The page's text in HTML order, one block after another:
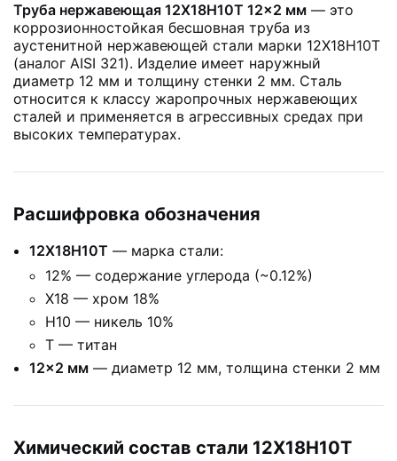
Труба нержавеющая 12Х18Н10Т 12×2 мм — это
коррозионностойкая бесшовная труба из
аустенитной нержавеющей стали марки 12Х18Н10Т
(аналог AISI 321). Изделие имеет наружный
диаметр 12 мм и толщину стенки 2 мм. Сталь
относится к классу жаропрочных нержавеющих
сталей и применяется в агрессивных средах при
высоких температурах.
Расшифровка обозначения
12Х18Н10Т — марка стали:
12% — содержание углерода (~0.12%)
Х18 — хром 18%
Н10 — никель 10%
Т — титан
12×2 мм — диаметр 12 мм, толщина стенки 2 мм
Химический состав стали 12Х18Н10Т